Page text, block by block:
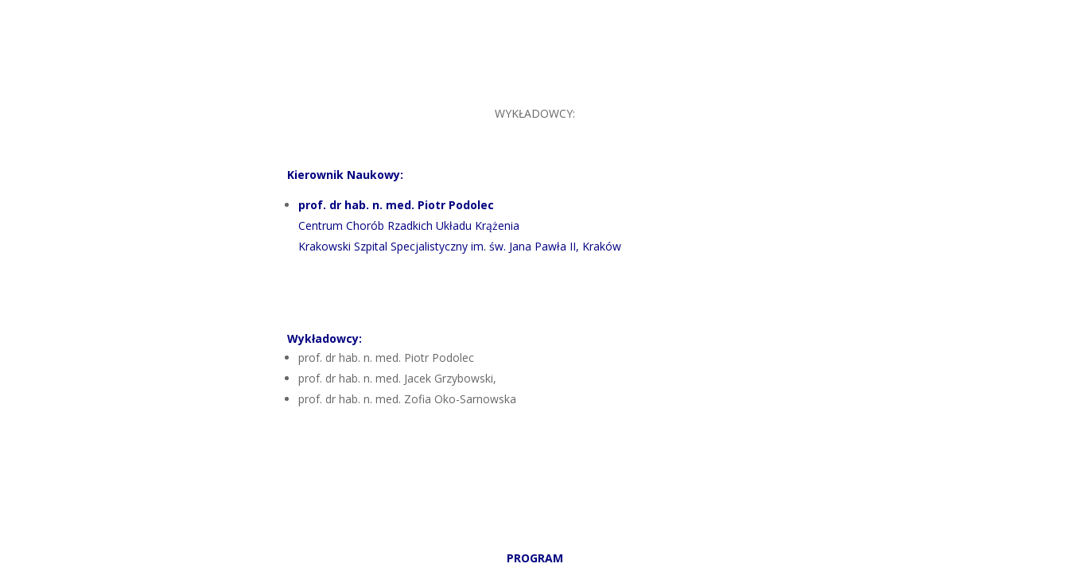
WYKŁADOWCY:
Kierownik Naukowy:
prof. dr hab. n. med. Piotr Podolec
Centrum Chorób Rzadkich Układu Krążenia
Krakowski Szpital Specjalistyczny im. św. Jana Pawła II, Kraków
Wykładowcy:
prof. dr hab. n. med. Piotr Podolec
prof. dr hab. n. med. Jacek Grzybowski,
prof. dr hab. n. med. Zofia Oko-Sarnowska
PROGRAM